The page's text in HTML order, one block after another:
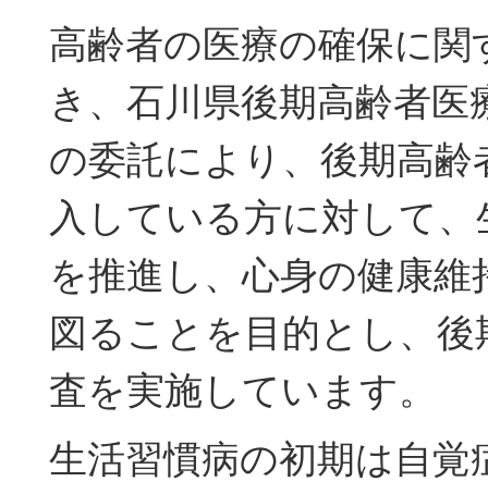
高齢者の医療の確保に関
き、石川県後期高齢者医
の委託により、後期高齢
入している方に対して
を推進し、心身の健康維
図ることを目的とし、
査を実施しています。
生活習慣病の初期は自覚